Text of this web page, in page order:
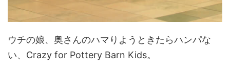
ウチの娘、奥さんのハマりようときたらハンパな
い、Crazy for Pottery Barn Kids。